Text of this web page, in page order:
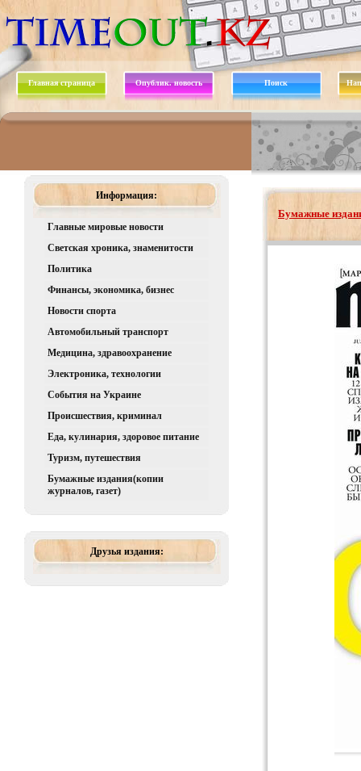
Главная страница Опублик. новость Поиск
Информация:
Главные мировые новости
Светская хроника, знаменитости
Политика
Финансы, экономика, бизнес
Новости спорта
Автомобильный транспорт
Медицина, здравоохранение
Электроника, технологии
События на Украине
Происшествия, криминал
Еда, кулинария, здоровое питание
Туризм, путешествия
Бумажные издания(копии
журналов, газет)
Друзья издания:
Бумажные